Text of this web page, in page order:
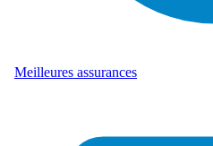
Meilleures assurances